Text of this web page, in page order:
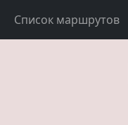
Список маршрутов